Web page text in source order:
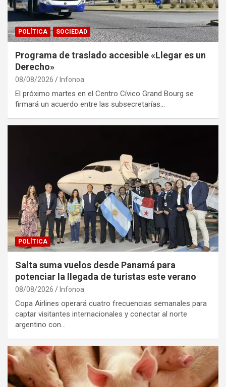
POLÍTICA SOCIEDAD
Programa de traslado accesible «Llegar es un
Derecho»
08/08/2026 Infonoa
El próximo martes en el Centro Cívico Grand Bourg se
firmará un acuerdo entre las subsecretarías…
POLÍTICA
Salta suma vuelos desde Panamá para
potenciar la llegada de turistas este verano
08/08/2026 Infonoa
Copa Airlines operará cuatro frecuencias semanales para
captar visitantes internacionales y conectar al norte
argentino con…